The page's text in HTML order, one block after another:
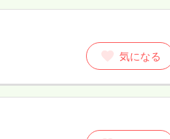
気になる